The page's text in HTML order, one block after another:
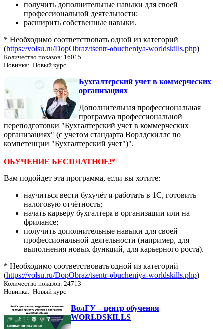
получить дополнительные навыки для своей
профессиональной деятельности;
расширить собственные навыки.
* Необходимо соответствовать одной из категорий
(https://volsu.ru/DopObraz/tsentr-obucheniya-worldskills.php)
Количество показов: 16015
Новинка: Новый курс
Бухгалтерский учет в коммерческих
организациях
Дополнительная профессиональная
программа профессиональной
переподготовки "Бухгалтерский учет в коммерческих
организациях" (с учетом стандарта Ворлдскиллс по
компетенции "Бухгалтерский учет")".
ОБУЧЕНИЕ БЕСПЛАТНОЕ!*
Вам подойдет эта программа, если вы хотите:
научиться вести бухучёт и работать в 1С, готовить
налоговую отчётность;
начать карьеру бухгалтера в организации или на
фрилансе;
получить дополнительные навыки для своей
профессиональной деятельности (например, для
выполнения новых функций, для карьерного роста).
* Необходимо соответствовать одной из категорий
(https://volsu.ru/DopObraz/tsentr-obucheniya-worldskills.php)
Количество показов: 24713
Новинка: Новый курс
ВолГУ – центр обучения
WORLDSKILLS